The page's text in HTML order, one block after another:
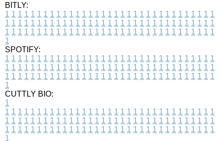
BITLY:
1 1 1 1 1 1 1 1 1 1 1 1 1 1 1 1 1 1 1 1 1 1 1 1 1 1 1 1 1 1 1 1 1
1 1 1 1 1 1 1 1 1 1 1 1 1 1 1 1 1 1 1 1 1 1 1 1 1 1 1 1 1 1 1 1 1
1 1 1 1 1 1 1 1 1 1 1 1 1 1 1 1 1 1 1 1 1 1 1 1 1 1 1 1 1 1 1 1 1
1
SPOTIFY:
1 1 1 1 1 1 1 1 1 1 1 1 1 1 1 1 1 1 1 1 1 1 1 1 1 1 1 1 1 1 1 1 1
1 1 1 1 1 1 1 1 1 1 1 1 1 1 1 1 1 1 1 1 1 1 1 1 1 1 1 1 1 1 1 1 1
1 1 1 1 1 1 1 1 1 1 1 1 1 1 1 1 1 1 1 1 1 1 1 1 1 1 1 1 1 1 1 1 1
1
CUTTLY BIO:
1
1 1 1 1 1 1 1 1 1 1 1 1 1 1 1 1 1 1 1 1 1 1 1 1 1 1 1 1 1 1 1 1 1
1 1 1 1 1 1 1 1 1 1 1 1 1 1 1 1 1 1 1 1 1 1 1 1 1 1 1 1 1 1 1 1 1
1 1 1 1 1 1 1 1 1 1 1 1 1 1 1 1 1 1 1 1 1 1 1 1 1 1 1 1 1 1 1 1 1
1